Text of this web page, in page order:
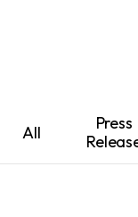
All
Press